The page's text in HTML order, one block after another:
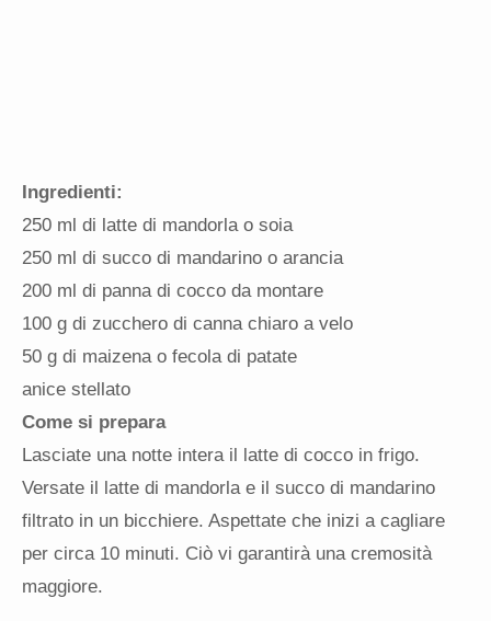
Ingredienti:
250 ml di latte di mandorla o soia
250 ml di succo di mandarino o arancia
200 ml di panna di cocco da montare
100 g di zucchero di canna chiaro a velo
50 g di maizena o fecola di patate
anice stellato
Come si prepara
Lasciate una notte intera il latte di cocco in frigo.
Versate il latte di mandorla e il succo di mandarino
filtrato in un bicchiere. Aspettate che inizi a cagliare
per circa 10 minuti. Ciò vi garantirà una cremosità
maggiore.